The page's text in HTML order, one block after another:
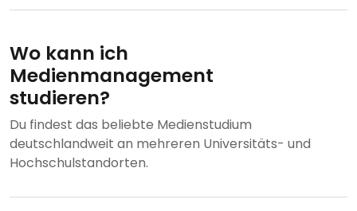
Wo kann ich
Medienmanagement
studieren?
Du findest das beliebte Medienstudium
deutschlandweit an mehreren Universitäts- und
Hochschulstandorten.